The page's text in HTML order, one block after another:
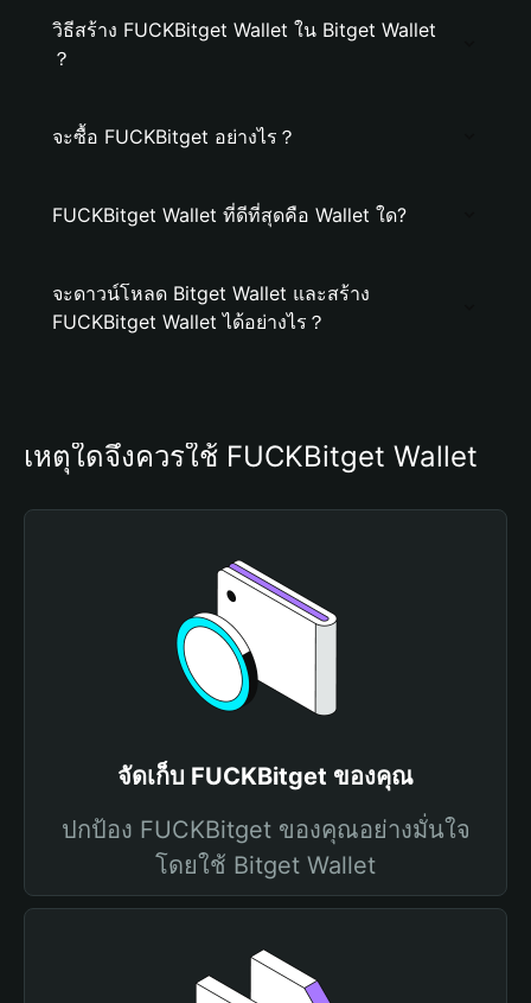
วิธีสร้าง FUCKBitget Wallet ใน Bitget Wallet
？
จะซื้อ FUCKBitget อย่างไร？
FUCKBitget Wallet ที่ดีที่สุดคือ Wallet ใด?
จะดาวน์โหลด Bitget Wallet และสร้าง
FUCKBitget Wallet ได้อย่างไร？
เหตุใดจึงควรใช้ FUCKBitget Wallet
จัดเก็บ FUCKBitget ของคุณ
ปกป้อง FUCKBitget ของคุณอย่างมั่นใจ
โดยใช้ Bitget Wallet